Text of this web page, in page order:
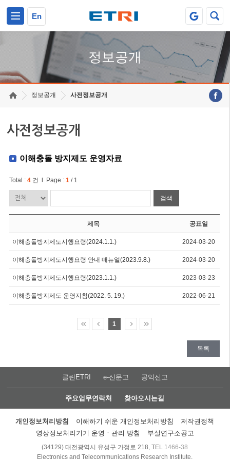
En
정보공개
정보공개 사전정보공개
사전정보공개
이해충돌 방지제도 운영자료
Total : 4건 l Page : 1/ 1
검색
제목 공표일
이해충돌방지제도시행요령(2024.1.1.) 2024-03-20
이해충돌방지제도시행요령 안내 매뉴얼(2023.9.8.) 2024-03-20
이해충돌방지제도시행요령(2023.1.1.) 2023-03-23
이해충돌방지제도 운영지침(2022. 5. 19.) 2022-06-21
1
목록
클린ETRI e-신문고 공익신고
주요업무연락처 찾아오시는길
개인정보처리방침 이해하기 쉬운 개인정보처리방침
저작권정책
영상정보처리기기 운영ㆍ관리 방침
부설연구소공고
(34129) 대전광역시 유성구 가정로 218, TEL 1466-38
Electronics and Telecommunications Research Institute.